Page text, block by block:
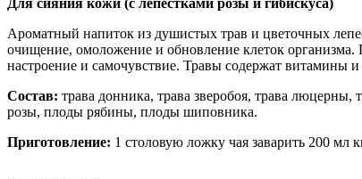
Ароматный напиток из душистых трав и цветочных
очищение, омоложение и обновление клеток организма.
настроение и самочувствие. Травы содержат
Состав: трава донника, трава зверобоя, трава
розы, плоды рябины, плоды шиповника.
Приготовление: 1 столовую ложку чая заварить 200 мл